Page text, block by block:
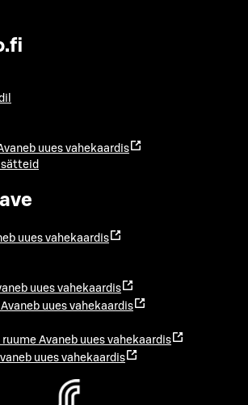
uues vahekaardis
sätteid
uues vahekaardis
uues vahekaardis
Avaneb uues vahekaardis
ruume Avaneb uues vahekaardis
uues vahekaardis